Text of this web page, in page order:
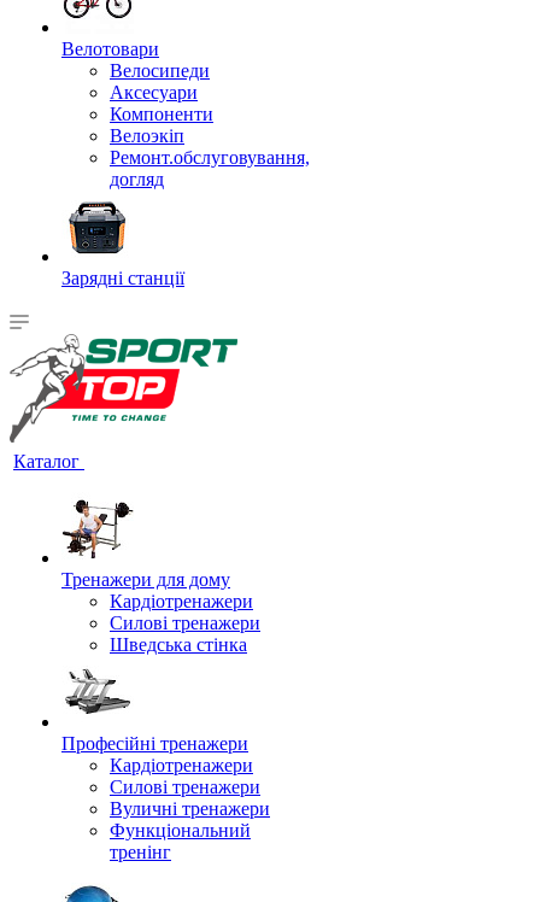
Велотовари
Велосипеди
Аксесуари
Компоненти
Велоэкіп
Ремонт.обслуговування,
догляд
Зарядні станції
Каталог
Тренажери для дому
Кардіотренажери
Силові тренажери
Шведська стінка
Професійні тренажери
Кардіотренажери
Силові тренажери
Вуличні тренажери
Функціональний
тренінг